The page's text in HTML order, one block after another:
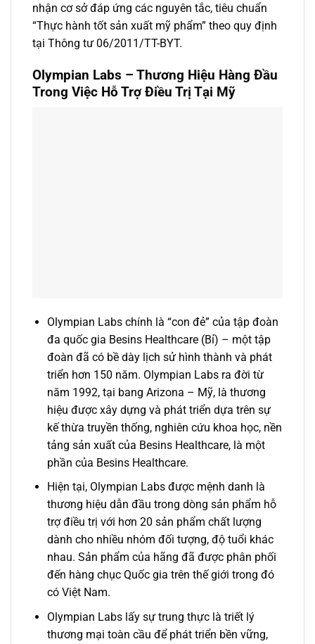
nhận cơ sở đáp ứng các nguyên tắc, tiêu chuẩn
“Thực hành tốt sản xuất mỹ phẩm” theo quy định
tại Thông tư 06/2011/TT-BYT.
Olympian Labs – Thương Hiệu Hàng Đầu
Trong Việc Hỗ Trợ Điều Trị Tại Mỹ
Olympian Labs chính là “con đẻ” của tập đoàn
đa quốc gia Besins Healthcare (Bỉ) – một tập
đoàn đã có bề dày lịch sử hình thành và phát
triển hơn 150 năm. Olympian Labs ra đời từ
năm 1992, tại bang Arizona – Mỹ, là thương
hiệu được xây dựng và phát triển dựa trên sự
kế thừa truyền thống, nghiên cứu khoa học, nền
tảng sản xuất của Besins Healthcare, là một
phần của Besins Healthcare.
Hiện tại, Olympian Labs được mệnh danh là
thương hiệu dẫn đầu trong dòng sản phẩm hỗ
trợ điều trị với hơn 20 sản phẩm chất lượng
dành cho nhiều nhóm đối tượng, độ tuổi khác
nhau. Sản phẩm của hãng đã được phân phối
đến hàng chục Quốc gia trên thế giới trong đó
có Việt Nam.
Olympian Labs lấy sự trung thực là triết lý
thương mại toàn cầu để phát triển bền vững,